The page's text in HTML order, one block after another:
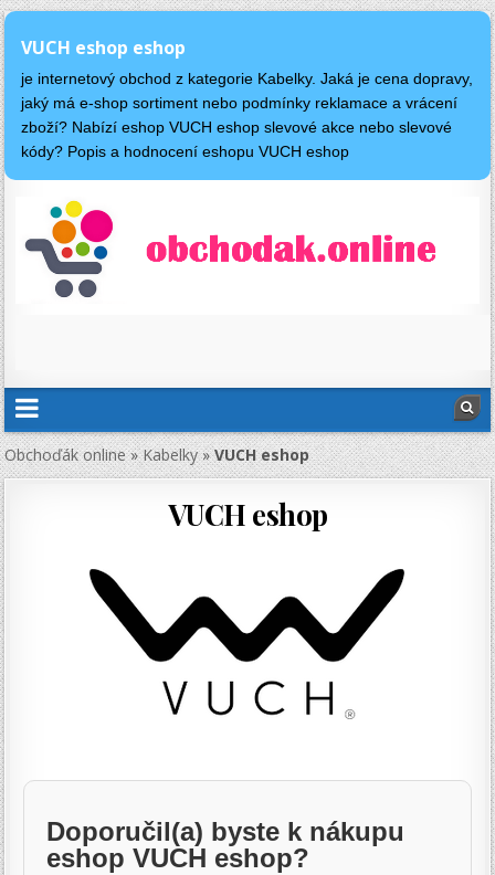
VUCH eshop eshop
je internetový obchod z kategorie Kabelky. Jaká je cena dopravy,
jaký má e-shop sortiment nebo podmínky reklamace a vrácení
zboží? Nabízí eshop VUCH eshop slevové akce nebo slevové
kódy? Popis a hodnocení eshopu VUCH eshop
Obchoďák online»Kabelky»VUCH eshop
VUCH eshop
Doporučil(a) byste k nákupu
eshop VUCH eshop?